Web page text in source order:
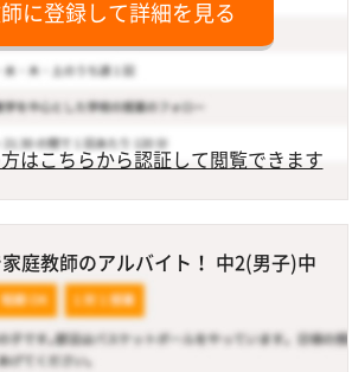
に登録して詳細を見る
はこちらから認証して閲覧できます
庭教師のアルバイト！ 中2(男子)中